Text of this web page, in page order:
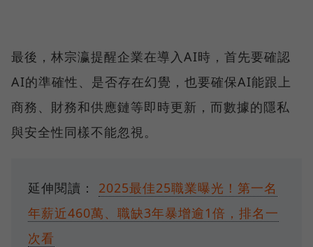
最後，林宗瀛提醒企業在導入AI時，首先要確認
AI的準確性、是否存在幻覺，也要確保AI能跟上
商務、財務和供應鏈等即時更新，而數據的隱私
與安全性同樣不能忽視。
延伸閱讀： 2025最佳25職業曝光！第一名
年薪近460萬、職缺3年暴增逾1倍，排名一
次看